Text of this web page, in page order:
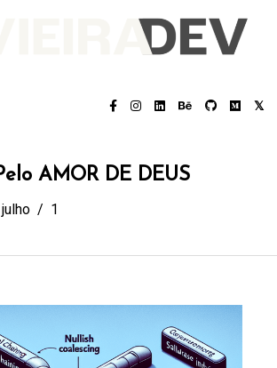
Felvieira.dev
AMOR DE DEUS
julho 1